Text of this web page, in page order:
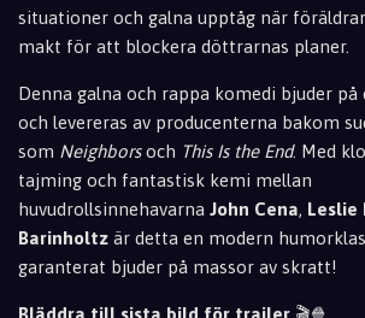
situationer och galna upptåg när
makt för att blockera döttrarnas planer.
Denna galna och rappa komedi bjuder
och levereras av producenterna bakom
som Neighborsoch This Is the End. Med
tajming och fantastisk kemi mellan
huvudrollsinnehavarna John Cena, Leslie
Barinholtz är detta en modern
garanterat bjuder på massor av skratt!
Bläddra till sista bild för trailer 🎬🍿